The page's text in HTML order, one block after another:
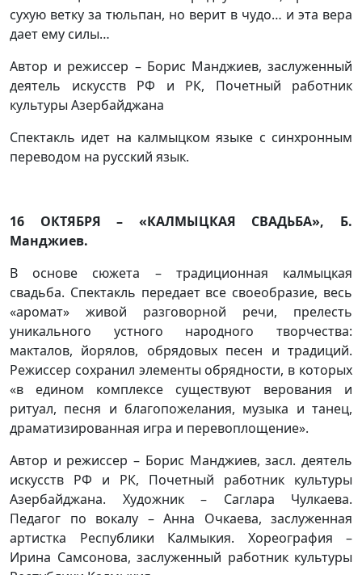
сухую ветку за тюльпан, но верит в чудо… и эта вера
дает ему силы…
Автор и режиссер – Борис Манджиев, заслуженный
деятель искусств РФ и РК, Почетный работник
культуры Азербайджана
Спектакль идет на калмыцком языке с синхронным
переводом на русский язык.
16 ОКТЯБРЯ – «КАЛМЫЦКАЯ СВАДЬБА», Б.
Манджиев.
В основе сюжета – традиционная калмыцкая
свадьба. Спектакль передает все своеобразие, весь
«аромат» живой разговорной речи, прелесть
уникального устного народного творчества:
макталов, йорялов, обрядовых песен и традиций.
Режиссер сохранил элементы обрядности, в которых
«в едином комплексе существуют верования и
ритуал, песня и благопожелания, музыка и танец,
драматизированная игра и перевоплощение».
Автор и режиссер – Борис Манджиев, засл. деятель
искусств РФ и РК, Почетный работник культуры
Азербайджана. Художник – Саглара Чулкаева.
Педагог по вокалу – Анна Очкаева, заслуженная
артистка Республики Калмыкия. Хореография –
Ирина Самсонова, заслуженный работник культуры